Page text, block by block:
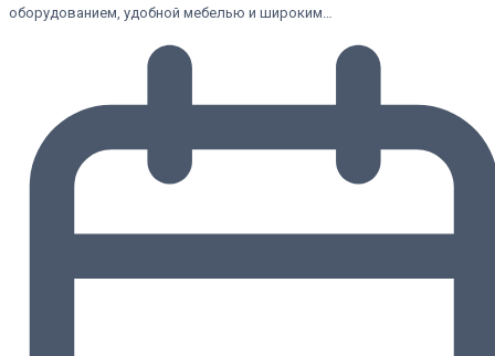
оборудованием, удобной мебелью и широким…